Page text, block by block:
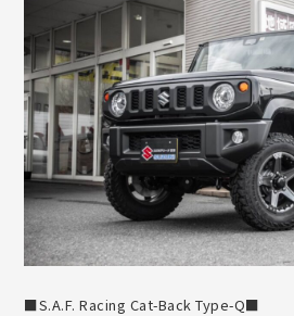
■S.A.F. Racing Cat-Back Type-Q■